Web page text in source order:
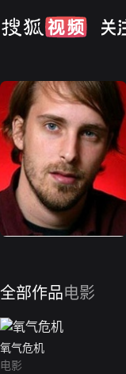
全部作品电影
氧气危机
电影